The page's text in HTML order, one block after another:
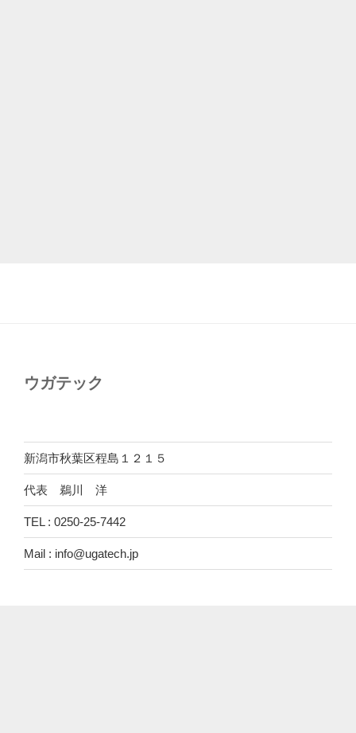
ウガテック
新潟市秋葉区程島１２１５
代表 鵜川 洋
TEL : 0250-25-7442
Mail : info@ugatech.jp